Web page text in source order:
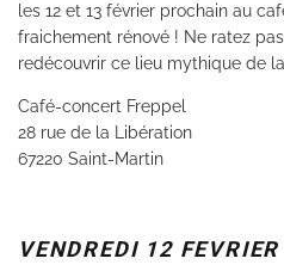
les 12 et 13 février prochain au
fraichement rénové ! Ne ratez
redécouvrir ce lieu mythique de
Café-concert Freppel
28 rue de la Libération
67220 Saint-Martin
VENDREDI 12 FEVRIER